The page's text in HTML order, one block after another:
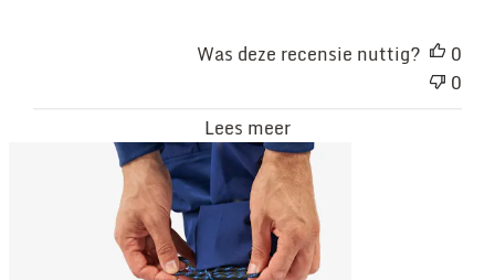
Was deze recensie nuttig?
0
0
Lees meer